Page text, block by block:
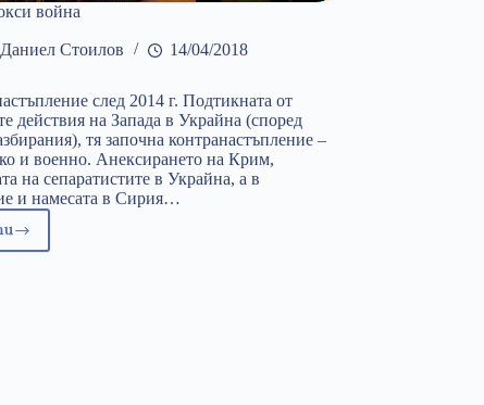
война
Даниел Стоилов 14/04/2018
след 2014 г. Подтикната от
действия на Запада в Украйна (според
тя започна контранастъпление –
и военно. Анексирането на Крим,
на сепаратистите в Украйна, а в
и намесата в Сирия…